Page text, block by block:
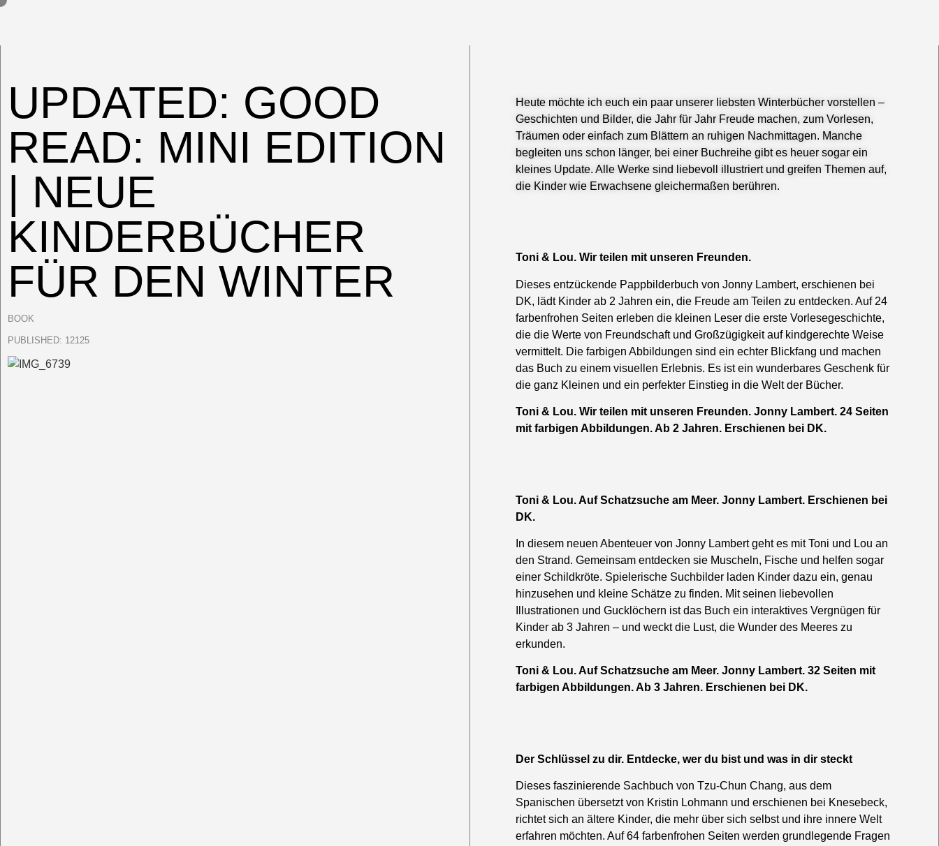
UPDATED: GOOD
READ: MINI EDITION
| NEUE
KINDERBÜCHER
FÜR DEN WINTER
BOOK
PUBLISHED: 12125
Heute möchte ich euch ein paar unserer liebsten Winterbücher vorstellen –
Geschichten und Bilder, die Jahr für Jahr Freude machen, zum Vorlesen,
Träumen oder einfach zum Blättern an ruhigen Nachmittagen. Manche
begleiten uns schon länger, bei einer Buchreihe gibt es heuer sogar ein
kleines Update. Alle Werke sind liebevoll illustriert und greifen Themen auf,
die Kinder wie Erwachsene gleichermaßen berühren.
Toni & Lou. Wir teilen mit unseren Freunden.
Dieses entzückende Pappbilderbuch von Jonny Lambert, erschienen bei
DK, lädt Kinder ab 2 Jahren ein, die Freude am Teilen zu entdecken. Auf 24
farbenfrohen Seiten erleben die kleinen Leser die erste Vorlesegeschichte,
die die Werte von Freundschaft und Großzügigkeit auf kindgerechte Weise
vermittelt. Die farbigen Abbildungen sind ein echter Blickfang und machen
das Buch zu einem visuellen Erlebnis. Es ist ein wunderbares Geschenk für
die ganz Kleinen und ein perfekter Einstieg in die Welt der Bücher.
Toni & Lou. Wir teilen mit unseren Freunden. Jonny Lambert. 24 Seiten
mit farbigen Abbildungen. Ab 2 Jahren. Erschienen bei DK.
Toni & Lou. Auf Schatzsuche am Meer. Jonny Lambert. Erschienen bei
DK.
In diesem neuen Abenteuer von Jonny Lambert geht es mit Toni und Lou an
den Strand. Gemeinsam entdecken sie Muscheln, Fische und helfen sogar
einer Schildkröte. Spielerische Suchbilder laden Kinder dazu ein, genau
hinzusehen und kleine Schätze zu finden. Mit seinen liebevollen
Illustrationen und Gucklöchern ist das Buch ein interaktives Vergnügen für
Kinder ab 3 Jahren – und weckt die Lust, die Wunder des Meeres zu
erkunden.
Toni & Lou. Auf Schatzsuche am Meer. Jonny Lambert. 32 Seiten mit
farbigen Abbildungen. Ab 3 Jahren. Erschienen bei DK.
Der Schlüssel zu dir. Entdecke, wer du bist und was in dir steckt
Dieses faszinierende Sachbuch von Tzu-Chun Chang, aus dem
Spanischen übersetzt von Kristin Lohmann und erschienen bei Knesebeck,
richtet sich an ältere Kinder, die mehr über sich selbst und ihre innere Welt
erfahren möchten. Auf 64 farbenfrohen Seiten werden grundlegende Fragen